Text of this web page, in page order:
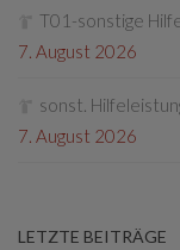
T01-sonstige
7. August 2026
sonst.
7. August 2026
LETZTE BEITRÄGE